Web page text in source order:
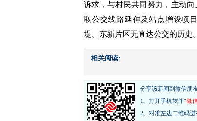
诉求，与村民共同努力，主动
取公交线路延伸及站点增设项
堤、东新片区无直达公交的历史。
相关阅读:
分享该新闻到微信朋
1、打开手机软件“微
2、对准左边二维码进